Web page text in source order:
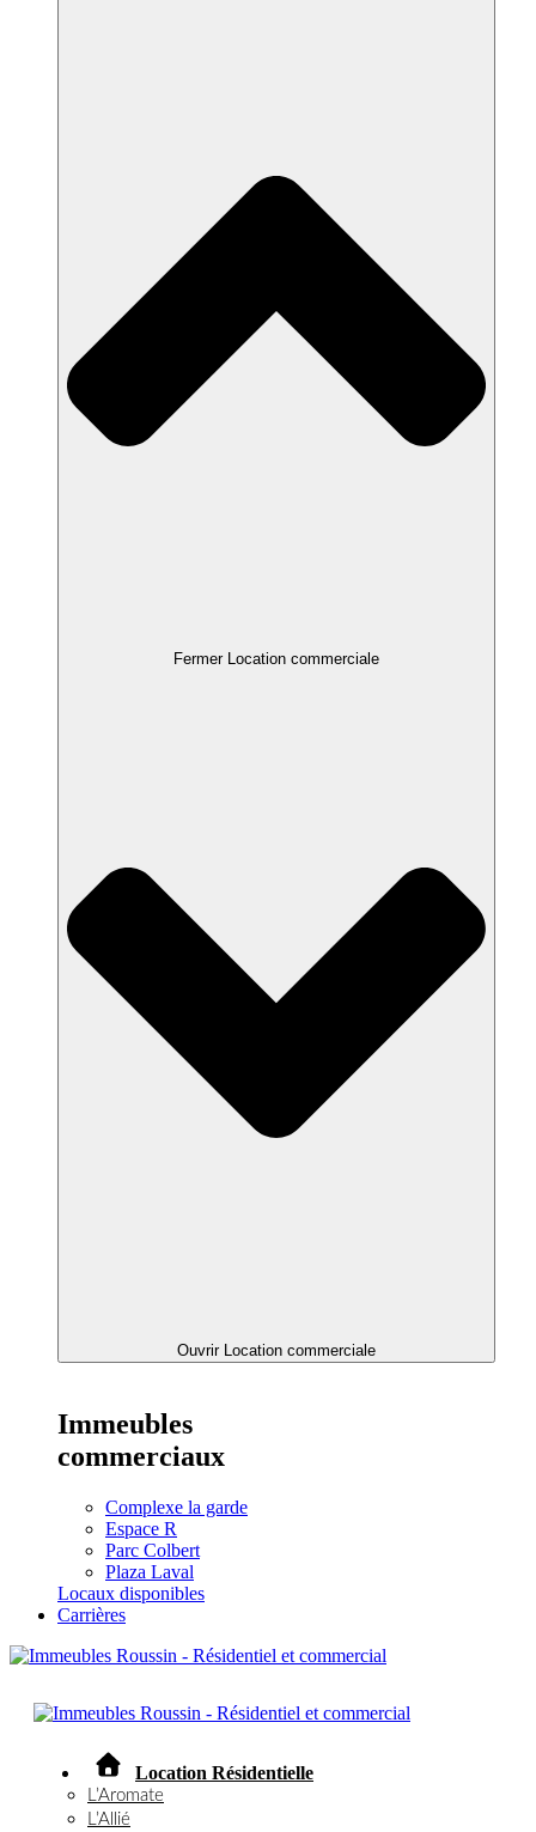
Fermer Location commerciale
Ouvrir Location commerciale
Immeubles
commerciaux
Complexe la garde
Espace R
Parc Colbert
Plaza Laval
Locaux disponibles
Carrières
Location Résidentielle
L’Aromate
L’Allié